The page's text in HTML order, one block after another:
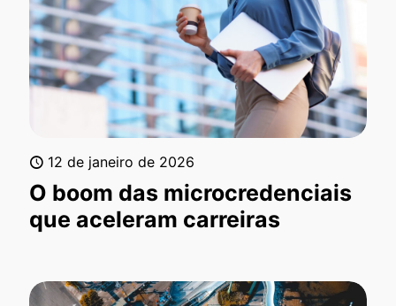
12 de janeiro de 2026
O boom das microcredenciais
que aceleram carreiras